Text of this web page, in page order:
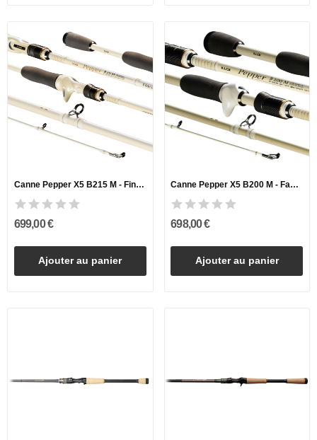
Canne Pepper X5 B215 M - Finesse Puppeteer
699,00 €
Ajouter au panier
Canne Pepper X5 B200 M - Fastback
698,00 €
Ajouter au panier